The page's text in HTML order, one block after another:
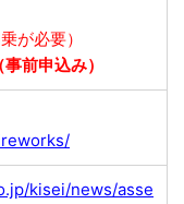
が必要）
前申込み）
kisei/news/asse